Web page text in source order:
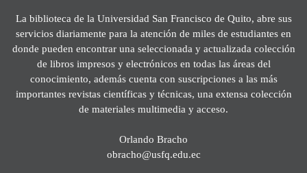
La biblioteca de la Universidad San Francisco de Quito, abre sus
servicios diariamente para la atención de miles de estudiantes en
donde pueden encontrar una seleccionada y actualizada colección
de libros impresos y electrónicos en todas las áreas del
conocimiento, además cuenta con suscripciones a las más
importantes revistas científicas y técnicas, una extensa colección
de materiales multimedia y acceso.
Orlando Bracho
obracho@usfq.edu.ec